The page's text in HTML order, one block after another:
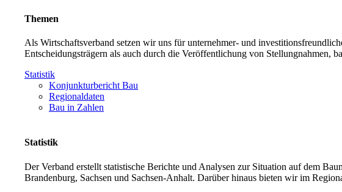
Themen
Als Wirtschaftsverband setzen wir uns für unternehmer- und
Entscheidungsträgern als auch durch die Veröffentlichung von Stellungnahmen,
Statistik
Konjunkturbericht Bau
Regionaldaten
Bau in Zahlen
Statistik
Der Verband erstellt statistische Berichte und Analysen zur Situation auf dem
Brandenburg, Sachsen und Sachsen-Anhalt. Darüber hinaus bieten wir im